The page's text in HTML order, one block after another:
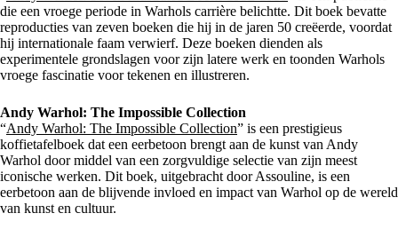
die een vroege periode in Warhols carrière belichtte. Dit boek bevatte
reproducties van zeven boeken die hij in de jaren 50 creëerde, voordat
hij internationale faam verwierf. Deze boeken dienden als
experimentele grondslagen voor zijn latere werk en toonden Warhols
vroege fascinatie voor tekenen en illustreren.
Andy Warhol: The Impossible Collection
“Andy Warhol: The Impossible Collection” is een prestigieus
koffietafelboek dat een eerbetoon brengt aan de kunst van Andy
Warhol door middel van een zorgvuldige selectie van zijn meest
iconische werken. Dit boek, uitgebracht door Assouline, is een
eerbetoon aan de blijvende invloed en impact van Warhol op de wereld
van kunst en cultuur.